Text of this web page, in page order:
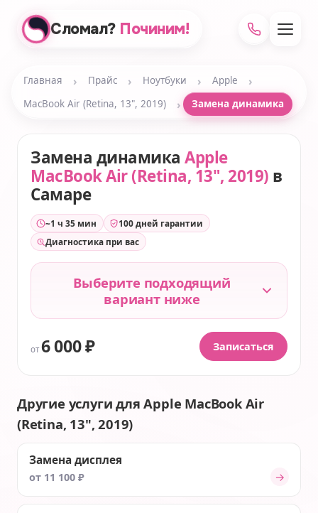
Сломал? Починим!
Главная › Прайс › Ноутбуки › Apple ›
MacBook Air (Retina, 13", 2019) › Замена динамика
Замена динамика Apple
MacBook Air (Retina, 13", 2019) в
Самаре
~1 ч 35 мин
100 дней гарантии
Диагностика при вас
Выберите подходящий
вариант ниже
от 6 000 ₽ Записаться
Другие услуги для Apple MacBook Air
(Retina, 13", 2019)
Замена дисплея
от 11 100 ₽ →